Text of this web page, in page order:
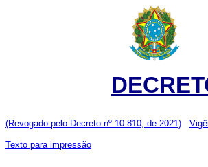
(Revogado pelo Decreto nº 10.810, de 2021)
Texto para impressão